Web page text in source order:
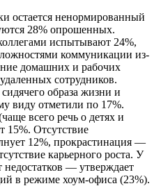
остается ненормированный
28% опрошенных.
испытывают 24%,
коммуникации из-
домашних и рабочих
сотрудников.
образа жизни и
виду отметили по 17%.
всего речь о детях и
Отсутствие
12%, прокрастинация —
карьерного роста. У
недостатков — утверждает
в режиме хоум-офиса (23%).